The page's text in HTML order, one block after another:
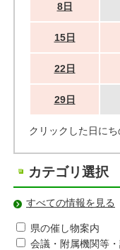
8日
15日
22日
29日
クリックした日にち
カテゴリ選択
すべての情報を見る
県の催し物案内
会議・附属機関等